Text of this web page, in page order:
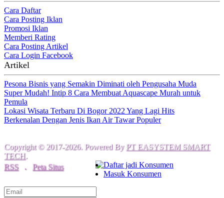
Cara Daftar
Cara Posting Iklan
Promosi Iklan
Memberi Rating
Cara Posting Artikel
Cara Login Facebook
Artikel
Pesona Bisnis yang Semakin Diminati oleh Pengusaha Muda
Super Mudah! Intip 8 Cara Membuat Aquascape Murah untuk
Pemula
Lokasi Wisata Terbaru Di Bogor 2022 Yang Lagi Hits
Berkenalan Dengan Jenis Ikan Air Tawar Populer
Copyright © 2017-2026. Powered By PT EASYSTEM SMART
TECH.
RSS
. Peta Situs
Daftar jadi Konsumen
Masuk Konsumen